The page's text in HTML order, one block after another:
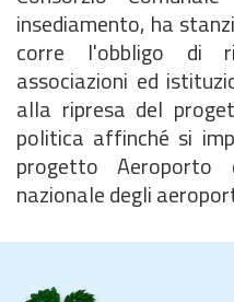
insediamento, ha
corre l'obbligo di
associazioni ed
alla ripresa del
politica affinché si
progetto
nazionale degli